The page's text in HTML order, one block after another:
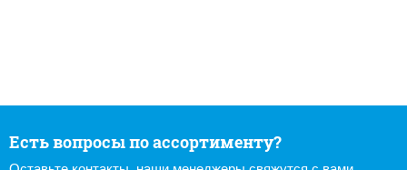
Есть вопросы по ассортименту?